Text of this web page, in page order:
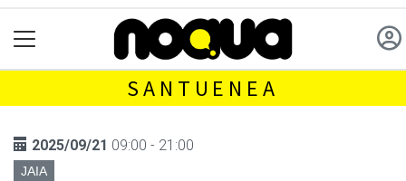
SANTUENEA
2025/09/21 09:00 - 21:00
JAIA